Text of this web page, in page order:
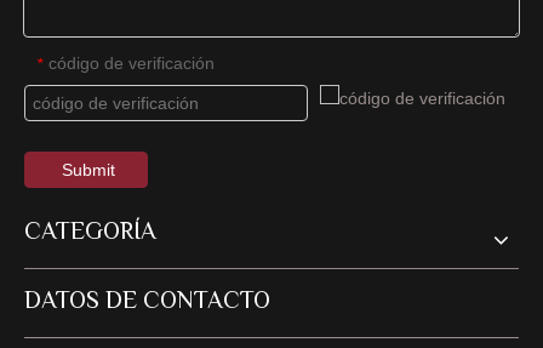
* código de verificación
Submit
CATEGORÍA
DATOS DE CONTACTO